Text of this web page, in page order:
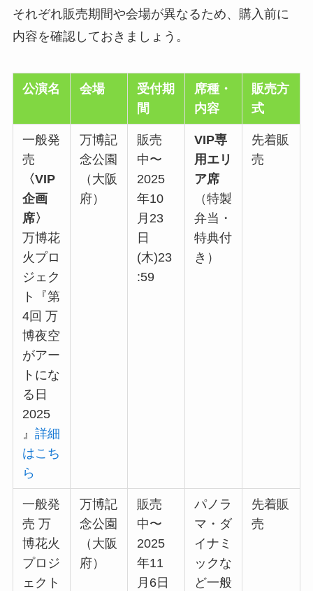
それぞれ販売期間や会場が異なるため、購入前に
内容を確認しておきましょう。
公演名 会場
受付期
間
席種・
内容
販売方
式
一般発
売
〈VIP
企画
席〉
万博花
火プロ
ジェク
ト『第
4回 万
博夜空
がアー
トにな
る日
2025
』詳細
はこち
ら
万博記
念公園
（大阪
府）
販売
中〜
2025
年10
月23
日
(木)23
:59
VIP専
用エリ
ア席
（特製
弁当・
特典付
き）
先着販
売
一般発
売 万
博花火
プロジ
ェクト
万博記
念公園
（大阪
府）
販売
中〜
2025
年11
月6日
パノラ
マ・ダ
イナミ
ックな
ど一般
先着販
売